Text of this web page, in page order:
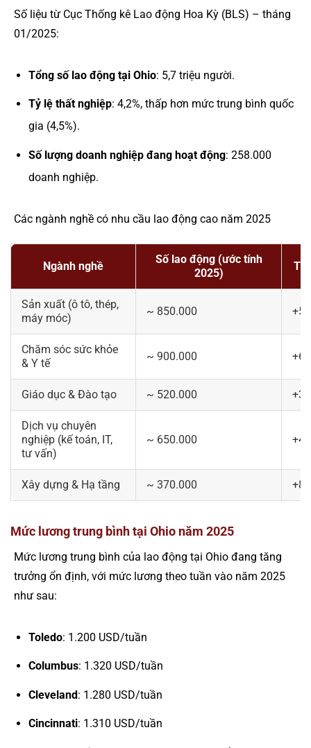
Số liệu từ Cục Thống kê Lao động Hoa Kỳ (BLS) – tháng
01/2025:
Tổng số lao động tại Ohio: 5,7 triệu người.
Tỷ lệ thất nghiệp: 4,2%, thấp hơn mức trung bình quốc
gia (4,5%).
Số lượng doanh nghiệp đang hoạt động: 258.000
doanh nghiệp.
Các ngành nghề có nhu cầu lao động cao năm 2025
Ngành nghề
Số lao động (ước tính
2025)
Sản xuất (ô tô, thép,
máy móc)
~ 850.000
Chăm sóc sức khỏe
& Y tế
~ 900.000
Giáo dục & Đào tạo ~ 520.000
Dịch vụ chuyên
nghiệp (kế toán, IT,
tư vấn)
~ 650.000
Xây dựng & Hạ tầng ~ 370.000
Mức lương trung bình tại Ohio năm 2025
Mức lương trung bình của lao động tại Ohio đang tăng
trưởng ổn định, với mức lương theo tuần vào năm 2025
như sau:
Toledo: 1.200 USD/tuần
Columbus: 1.320 USD/tuần
Cleveland: 1.280 USD/tuần
Cincinnati: 1.310 USD/tuần